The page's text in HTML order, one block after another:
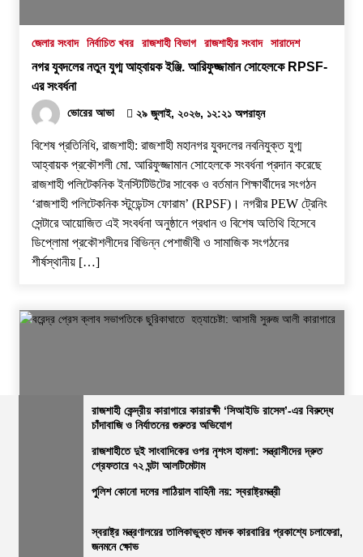
জেলার সংবাদ নির্বাচিত খবর রাজশাহী বিভাগ রাজশাহীর সংবাদ সারাদেশ
নগর যুবদলের নতুন যুগ্ম আহ্বায়ক ইঞ্জি. আরিফুজ্জামান সোহেলকে RPSF-
এর সংবর্ধনা
ভোরের আভা ২৯ জুলাই, ২০২৬, ১২:২১ অপরাহ্ন
বিশেষ প্রতিনিধি, রাজশাহী: রাজশাহী মহানগর যুবদলের নবনিযুক্ত যুগ্ম
আহ্বায়ক প্রকৌশলী মো. আরিফুজ্জামান সোহেলকে সংবর্ধনা প্রদান করেছে
রাজশাহী পলিটেকনিক ইনস্টিটিউটের সাবেক ও বর্তমান শিক্ষার্থীদের সংগঠন
‘রাজশাহী পলিটেকনিক স্টুডেন্টস ফোরাম’ (RPSF)। ​নগরীর PEW ট্রেনিং
সেন্টারে আয়োজিত এই সংবর্ধনা অনুষ্ঠানে প্রধান ও বিশেষ অতিথি হিসেবে
ডিপ্লোমা প্রকৌশলীদের বিভিন্ন পেশাজীবী ও সামাজিক সংগঠনের
শীর্ষস্থানীয় […]
নির্বাচিত খবর রাজশাহীর সংবাদ সারাদেশ
বরেন্দ্র প্রেস ক্লাব সভাপতিকে ছুরিকাঘাতে হত্যাচেষ্টা: আসামী সুরুজ আলী
নিজস্ব প্রতিবেদক, রাজশাহী: ​রাজশাহী বরেন্দ্র প্রেস ক্লাবে বেআইনি
রাজশাহী কেন্দ্রীয় কারাগারে কারারক্ষী ‘সিআইডি রাসেল’-এর বিরুদ্ধে
চাঁদাবাজি ও নির্যাতনের গুরুতর অভিযোগ
রাজশাহীতে দুই সাংবাদিকের ওপর নৃশংস হামলা: সন্ত্রাসীদের দ্রুত
গ্রেফতারে ৭২ ঘন্টা আলটিমেটাম
পুলিশ কোনো দলের লাঠিয়াল বাহিনী নয়: স্বরাষ্ট্রমন্ত্রী
স্বরাষ্ট্র মন্ত্রণালয়ের তালিকাভুক্ত মাদক কারবারির প্রকাশ্যে চলাফেরা,
জনমনে ক্ষোভ